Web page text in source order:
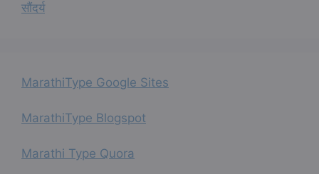
सौंदर्य
MarathiType Google Sites
MarathiType Blogspot
Marathi Type Quora